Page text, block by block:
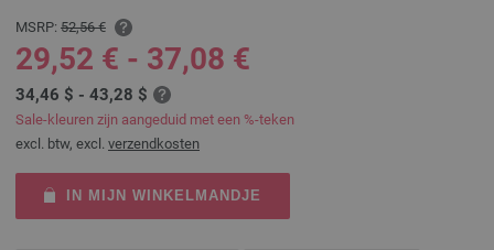
MSRP: 52,56 €
29,52 € - 37,08 €
34,46 $ - 43,28 $
Sale-kleuren zijn aangeduid met een %-teken
excl. btw, excl. verzendkosten
IN MIJN WINKELMANDJE